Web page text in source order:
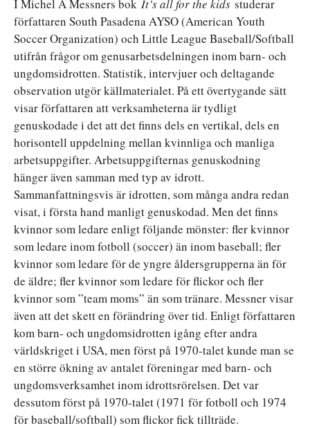
I Michel A Messners bok It’s all for the kids studerar
författaren South Pasadena AYSO (American Youth
Soccer Organization) och Little League Baseball/Softball
utifrån frågor om genusarbetsdelningen inom barn- och
ungdomsidrotten. Statistik, intervjuer och deltagande
observation utgör källmaterialet. På ett övertygande sätt
visar författaren att verksamheterna är tydligt
genuskodade i det att det finns dels en vertikal, dels en
horisontell uppdelning mellan kvinnliga och manliga
arbetsuppgifter. Arbetsuppgifternas genuskodning
hänger även samman med typ av idrott.
Sammanfattningsvis är idrotten, som många andra redan
visat, i första hand manligt genuskodad. Men det finns
kvinnor som ledare enligt följande mönster: fler kvinnor
som ledare inom fotboll (soccer) än inom baseball; fler
kvinnor som ledare för de yngre åldersgrupperna än för
de äldre; fler kvinnor som ledare för flickor och fler
kvinnor som ”team moms” än som tränare. Messner visar
även att det skett en förändring över tid. Enligt författaren
kom barn- och ungdomsidrotten igång efter andra
världskriget i USA, men först på 1970-talet kunde man se
en större ökning av antalet föreningar med barn- och
ungdomsverksamhet inom idrottsrörelsen. Det var
dessutom först på 1970-talet (1971 för fotboll och 1974
för baseball/softball) som flickor fick tillträde.